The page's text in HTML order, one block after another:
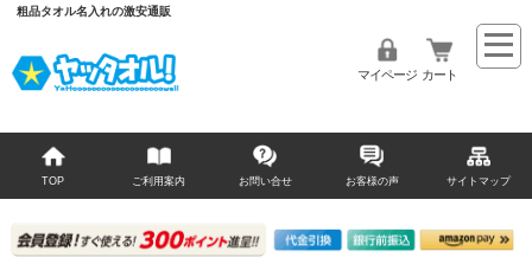
粗品タオル名入れの激安通販
マイページ カート
TOP ご利用案内 お問い合せ お客様の声 サイトマップ